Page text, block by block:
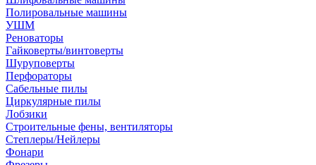
Полировальные машины
УШМ
Реноваторы
Гайковерты/винтоверты
Шуруповерты
Перфораторы
Сабельные пилы
Циркулярные пилы
Лобзики
Строительные фены, вентиляторы
Степлеры/Нейлеры
Фонари